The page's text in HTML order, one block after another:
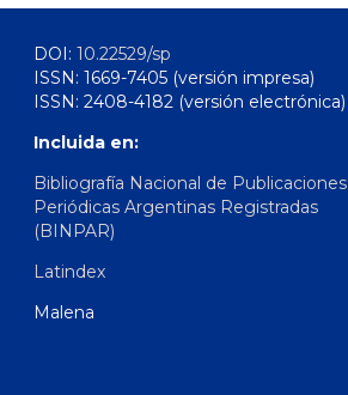
DOI: 10.22529/sp
ISSN: 1669-7405 (versión impresa)
ISSN: 2408-4182 (versión electrónica)
Incluida en:
Bibliografía Nacional de Publicaciones
Periódicas Argentinas Registradas
(BINPAR)
Latindex
Malena